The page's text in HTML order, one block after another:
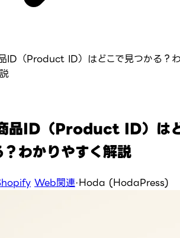
ID（Product ID）はどこで見つかる？
品ID（Product ID）は
わかりやすく解説
Web関連·Hoda (HodaPress)